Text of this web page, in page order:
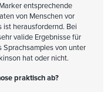
entsprechende
von Menschen vor
ist herausfordernd. Bei
valide Ergebnisse für
Sprachsamples von unter
hat oder nicht.
praktisch ab?